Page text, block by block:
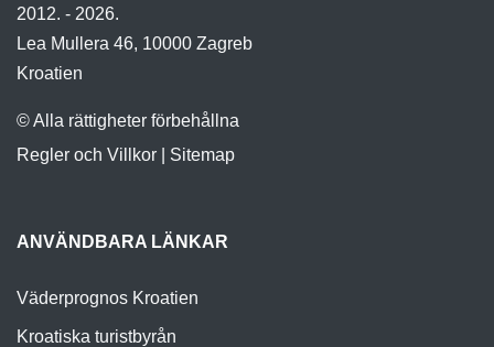
2012. - 2026.
Lea Mullera 46, 10000 Zagreb
Kroatien
© Alla rättigheter förbehållna
Regler och Villkor
Sitemap
ANVÄNDBARA LÄNKAR
Väderprognos Kroatien
Kroatiska turistbyrån